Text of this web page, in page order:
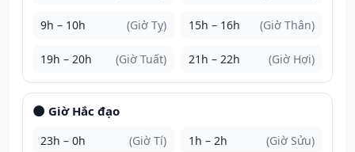
9h – 10h (Giờ Tỵ) 15h – 16h (Giờ Thân)
19h – 20h (Giờ Tuất) 21h – 22h (Giờ Hợi)
🌑 Giờ Hắc đạo
23h – 0h (Giờ Tí) 1h – 2h (Giờ Sửu)